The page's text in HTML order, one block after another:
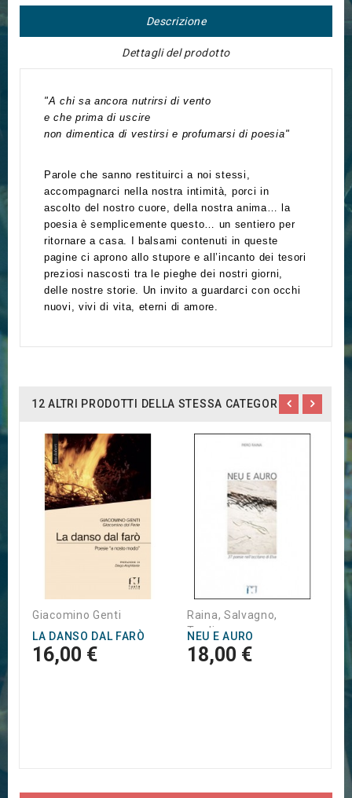
Descrizione
Dettagli del prodotto
"A chi sa ancora nutrirsi di vento
e che prima di uscire
non dimentica di vestirsi e profumarsi di poesia"
Parole che sanno restituirci a noi stessi,
accompagnarci nella nostra intimità, porci in
ascolto del nostro cuore, della nostra anima… la
poesia è semplicemente questo… un sentiero per
ritornare a casa.
I balsami contenuti in queste
pagine ci aprono allo stupore e all’incanto dei tesori
preziosi nascosti tra le pieghe dei nostri giorni,
delle nostre storie. Un invito a guardarci con occhi
nuovi, vivi di vita, eterni di amore.
12 ALTRI PRODOTTI DELLA STESSA CATEGORIA:
Giacomino Genti
LA DANSO DAL FARÒ
16,00 €
Raina, Salvagno,
Tardivo
NEU E AURO
18,00 €